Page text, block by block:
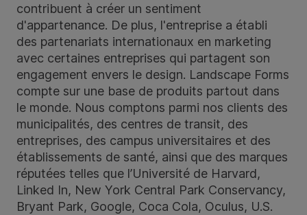
contribuent à créer un sentiment
d'appartenance. De plus, l'entreprise a établi
des partenariats internationaux en marketing
avec certaines entreprises qui partagent son
engagement envers le design. Landscape Forms
compte sur une base de produits partout dans
le monde. Nous comptons parmi nos clients des
municipalités, des centres de transit, des
entreprises, des campus universitaires et des
établissements de santé, ainsi que des marques
réputées telles que l’Université de Harvard,
Linked In, New York Central Park Conservancy,
Bryant Park, Google, Coca Cola, Oculus, U.S.